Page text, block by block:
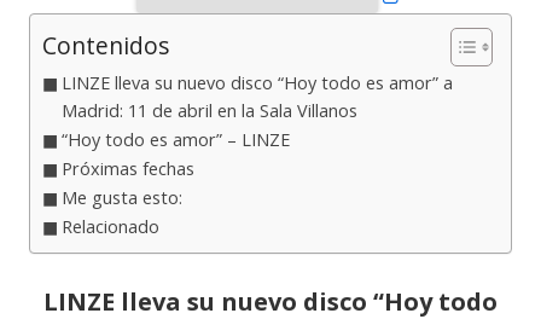
Contenidos
LINZE lleva su nuevo disco “Hoy todo es amor” a
Madrid: 11 de abril en la Sala Villanos
“Hoy todo es amor” – LINZE
Próximas fechas
Me gusta esto:
Relacionado
LINZE lleva su nuevo disco “Hoy todo